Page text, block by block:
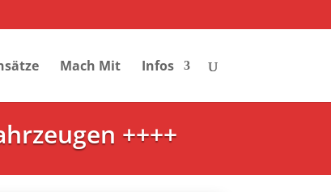
Mach Mit Infos
++++